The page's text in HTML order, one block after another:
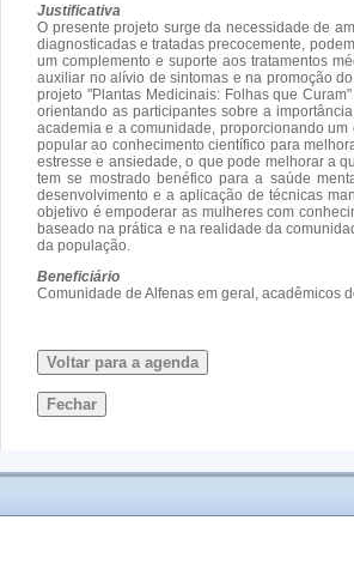
Justificativa
O presente projeto surge da necessidade de
diagnosticadas e tratadas precocemente,
um complemento e suporte aos tratamentos
auxiliar no alívio de sintomas e na promoção
projeto "Plantas Medicinais: Folhas que
orientando as participantes sobre a
academia e a comunidade, proporcionando
popular ao conhecimento científico para
estresse e ansiedade, o que pode melhorar a
tem se mostrado benéfico para a saúde
desenvolvimento e a aplicação de técnicas
objetivo é empoderar as mulheres com
baseado na prática e na realidade da
da população.
Beneficiário
Comunidade de Alfenas em geral, acadêmicos
Voltar para a agenda
Fechar